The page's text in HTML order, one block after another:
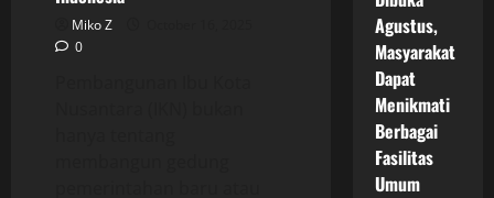
Miko Z
0
Agustus,
Masyarakat
Dapat
Menikmati
Berbagai
Fasilitas
Umum